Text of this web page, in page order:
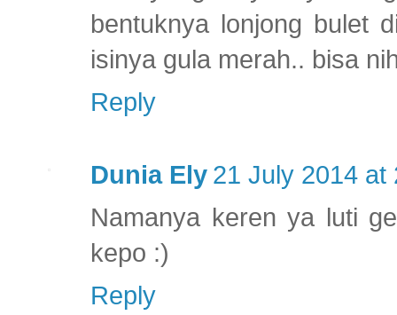
bentuknya lonjong bulet
isinya gula merah.. bisa
Reply
Dunia Ely 21 July 2014 at
Namanya keren ya luti
kepo :)
Reply